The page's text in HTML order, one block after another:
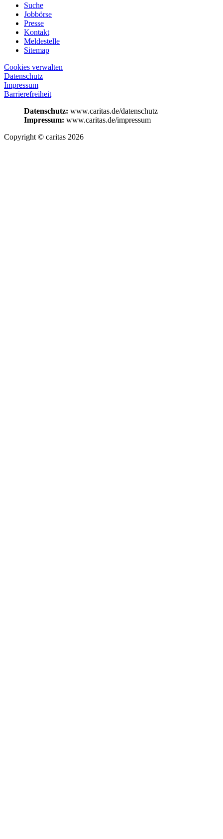
Suche
Jobbörse
Presse
Kontakt
Meldestelle
Sitemap
Cookies verwalten
Datenschutz
Impressum
Barrierefreiheit
Datenschutz: www.caritas.de/datenschutz
Impressum: www.caritas.de/impressum
Copyright © caritas 2026